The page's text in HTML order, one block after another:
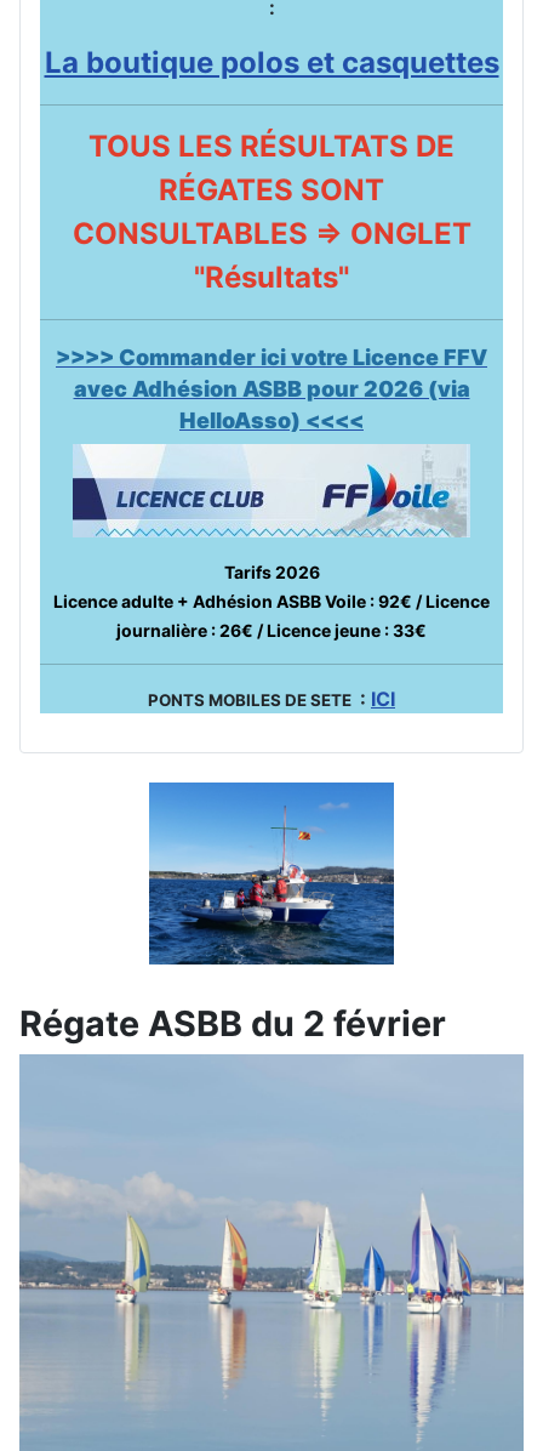
:
La boutique polos et casquettes
TOUS LES RÉSULTATS DE
RÉGATES SONT
CONSULTABLES => ONGLET
"Résultats"
>>>> Commander ici votre Licence FFV
avec Adhésion ASBB pour 2026 (via
HelloAsso) <<<<
Tarifs 2026
Licence adulte + Adhésion ASBB Voile : 92€ / Licence
journalière : 26€ / Licence jeune : 33€
PONTS MOBILES DE SETE : ICI
Régate ASBB du 2 février